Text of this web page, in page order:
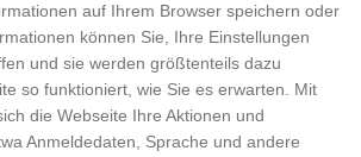
auf Ihrem Browser speichern oder
können Sie, Ihre Einstellungen
und sie werden größtenteils dazu
so funktioniert, wie Sie es erwarten. Mit
die Webseite Ihre Aktionen und
Anmeldedaten, Sprache und andere